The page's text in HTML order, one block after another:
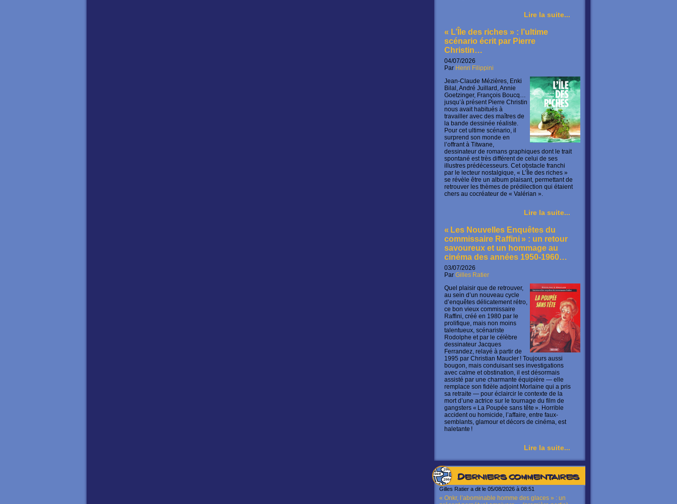
Lire la suite...
« L’Île des riches » : l’ultime
scénario écrit par Pierre
Christin…
04/07/2026
Par Henri Filippini
Jean-Claude Mézières, Enki
Bilal, André Juillard, Annie
Goetzinger, François Boucq…
jusqu’à présent Pierre Christin
nous avait habitués à
travailler avec des maîtres de
la bande dessinée réaliste.
Pour cet ultime scénario, il
surprend son monde en
l’offrant à Titwane,
dessinateur de romans graphiques dont le trait
spontané est très différent de celui de ses
illustres prédécesseurs. Cet obstacle franchi
par le lecteur nostalgique, « L’Île des riches »
se révèle être un album plaisant, permettant de
retrouver les thèmes de prédilection qui étaient
chers au cocréateur de « Valérian ».
Lire la suite...
« Les Nouvelles Enquêtes du
commissaire Raffini » : un retour
savoureux et un hommage au
cinéma des années 1950-1960…
03/07/2026
Par Gilles Ratier
Quel plaisir que de retrouver,
au sein d’un nouveau cycle
d’enquêtes délicatement rétro,
ce bon vieux commissaire
Raffini, créé en 1980 par le
prolifique, mais non moins
talentueux, scénariste
Rodolphe et par le célèbre
dessinateur Jacques
Ferrandez, relayé à partir de
1995 par Christian Maucler ! Toujours aussi
bougon, mais conduisant ses investigations
avec calme et obstination, il est désormais
assisté par une charmante équipière — elle
remplace son fidèle adjoint Morlaine qui a pris
sa retraite — pour éclaircir le contexte de la
mort d’une actrice sur le tournage du film de
gangsters « La Poupée sans tête ». Horrible
accident ou homicide, l’affaire, entre faux-
semblants, glamour et décors de cinéma, est
haletante !
Lire la suite...
Derniers commentaires
Gilles Ratier a dit le 05/08/2026 à 08:51
« Onkr, l’abominable homme des glaces » : un